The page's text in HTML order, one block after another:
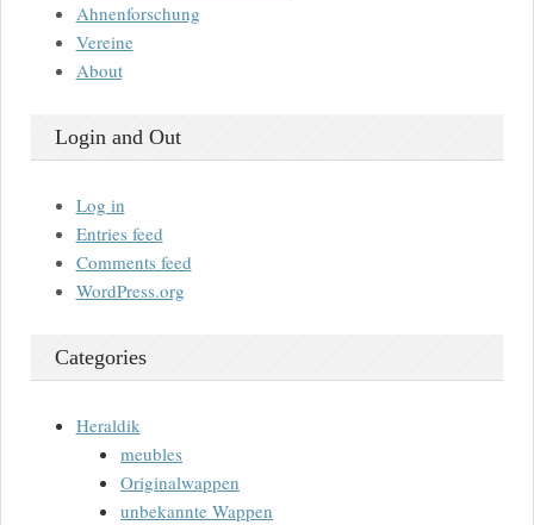
Ahnenforschung
Vereine
About
Login and Out
Log in
Entries feed
Comments feed
WordPress.org
Categories
Heraldik
meubles
Originalwappen
unbekannte Wappen